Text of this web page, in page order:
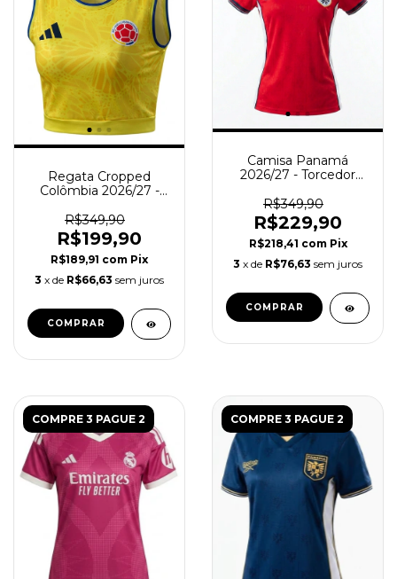
Regata Cropped
Colômbia 2026/27 -
Amarela
R$349,90
R$199,90
R$189,91 com Pix
3 x de R$66,63 sem juros
COMPRAR
Camisa Panamá
2026/27 - Torcedor
R$349,90
R$229,90
R$218,41 com Pix
3 x de R$76,63 sem juros
COMPRAR
COMPRE 3 PAGUE 2 COMPRE 3 PAGUE 2